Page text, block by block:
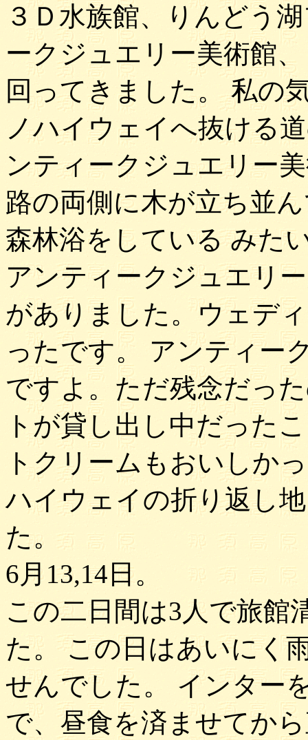
３Ｄ水族館、りんどう
ークジュエリー美術館
回ってきました。 私の
ノハイウェイへ抜ける
ンティークジュエリー
路の両側に木が立ち並
森林浴をしている みた
アンティークジュエリ
がありました。ウェデ
ったです。 アンティー
ですよ。ただ残念だっ
トが貸し出し中だった
トクリームもおいしか
ハイウェイの折り返し
た。
6月13,14日。
この二日間は3人で旅館
た。 この日はあいにく
せんでした。 インター
で、昼食を済ませてか